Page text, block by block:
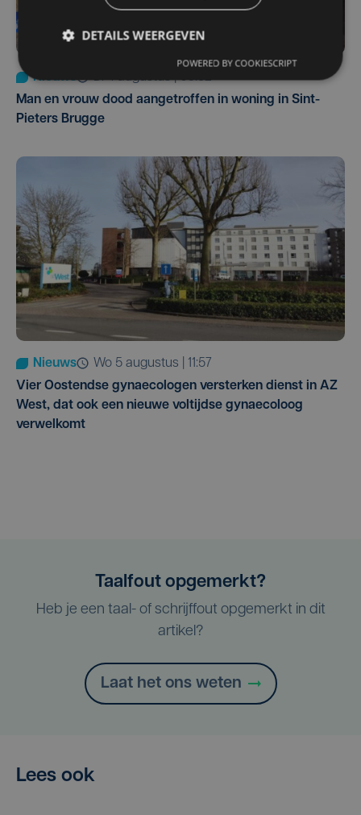
Nieuws
di 4 augustus | 09:32
Man en vrouw dood aangetroffen in woning in Sint-
Pieters Brugge
Nieuws
wo 5 augustus | 11:57
Vier Oostendse gynaecologen versterken dienst in AZ
West, dat ook een nieuwe voltijdse gynaecoloog
verwelkomt
Taalfout opgemerkt?
Heb je een taal- of schrijffout opgemerkt in dit
artikel?
Laat het ons weten
Lees ook
DETAILS WEERGEVEN
POWERED BY COOKIESCRIPT